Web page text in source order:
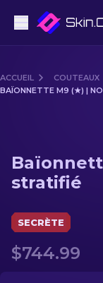
Milieu de
Fusils de
Gants
ACCUEIL COUTEAUX
BAÏONNETTE M9 (★) |
stratifié
SECRÈTE
$744.99